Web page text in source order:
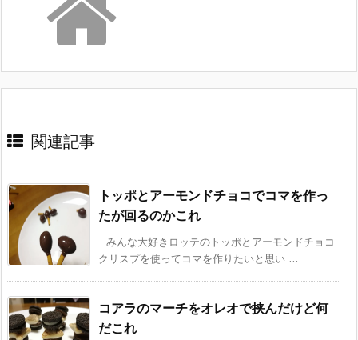
関連記事
トッポとアーモンドチョコでコマを作っ
たが回るのかこれ
みんな大好きロッテのトッポとアーモンドチョコ
クリスプを使ってコマを作りたいと思い ...
コアラのマーチをオレオで挟んだけど何
だこれ